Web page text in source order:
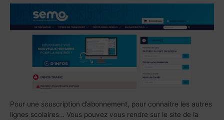
Pour une souscription d’abonnement, pour connaitre les autres
lignes scolaires… Vous pouvez vous rendre sur le site de la